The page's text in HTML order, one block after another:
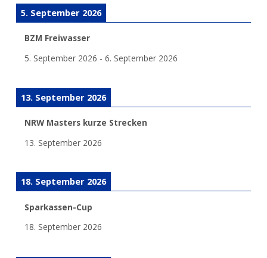
5. September 2026
BZM Freiwasser
5. September 2026 - 6. September 2026
13. September 2026
NRW Masters kurze Strecken
13. September 2026
18. September 2026
Sparkassen-Cup
18. September 2026